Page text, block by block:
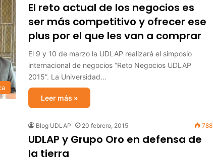
El reto actual de los negocios es
ser más competitivo y ofrecer ese
plus por el que les van a comprar
El 9 y 10 de marzo la UDLAP realizará el simposio
internacional de negocios “Reto Negocios UDLAP
2015”. La Universidad…
Leer más »
Blog UDLAP 20 febrero, 2015 788
UDLAP y Grupo Oro en defensa de
la tierra